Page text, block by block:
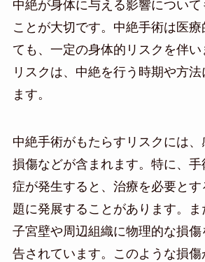
中絶が身体に与える影響について
ことが大切です。中絶手術は医
ても、一定の身体的リスクを伴
リスクは、中絶を行う時期や方法
ます。
中絶手術がもたらすリスクには、
損傷などが含まれます。特に、
症が発生すると、治療を必要とす
題に発展することがあります。
子宮壁や周辺組織に物理的な損傷
告されています。このような損